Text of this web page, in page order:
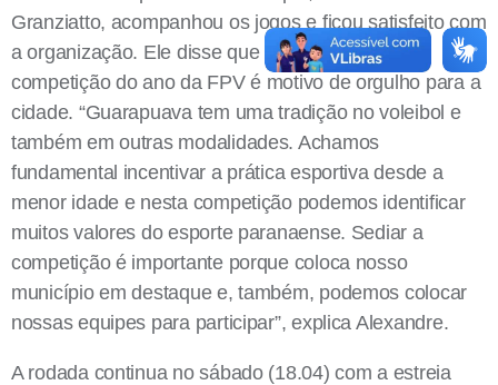
Granziatto, acompanhou os jogos e ficou satisfeito com
a organização. Ele disse que sediar a primeira
competição do ano da FPV é motivo de orgulho para a
cidade. “Guarapuava tem uma tradição no voleibol e
também em outras modalidades. Achamos
fundamental incentivar a prática esportiva desde a
menor idade e nesta competição podemos identificar
muitos valores do esporte paranaense. Sediar a
competição é importante porque coloca nosso
município em destaque e, também, podemos colocar
nossas equipes para participar”, explica Alexandre.
A rodada continua no sábado (18.04) com a estreia